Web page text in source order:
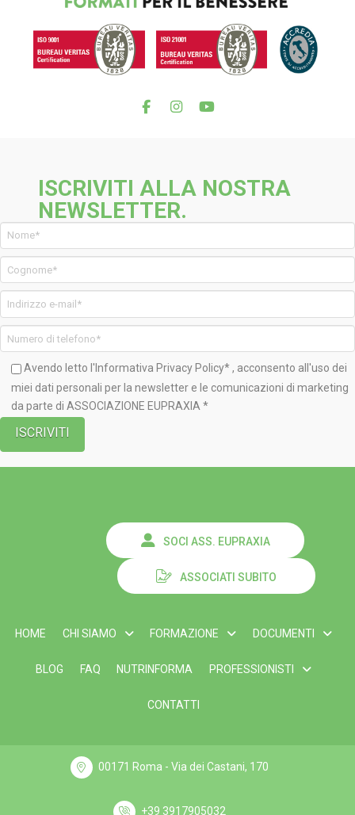
ISCRIVITI ALLA NOSTRA
NEWSLETTER.
Avendo letto l'Informativa Privacy Policy*, acconsento all'uso dei
miei dati personali per la newsletter e le comunicazioni di marketing
da parte di ASSOCIAZIONE EUPRAXIA *
SOCI ASS. EUPRAXIA
ASSOCIATI SUBITO
HOME CHI SIAMO FORMAZIONE DOCUMENTI
BLOG FAQ NUTRINFORMA PROFESSIONISTI
CONTATTI
00171 Roma - Via dei Castani, 170
+39 3917905032